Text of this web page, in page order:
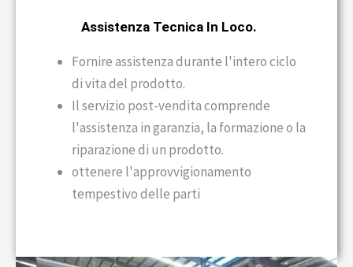
Assistenza Tecnica In Loco.
Fornire assistenza durante l'intero ciclo
di vita del prodotto.
Il servizio post-vendita comprende
l'assistenza in garanzia, la formazione o la
riparazione di un prodotto.
ottenere l'approvvigionamento
tempestivo delle parti